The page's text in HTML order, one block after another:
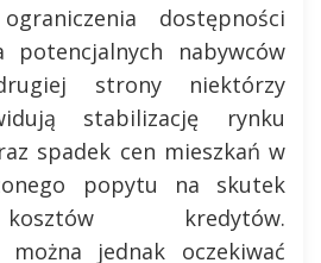
dostępności
potencjalnych nabywców
strony niektórzy
stabilizację rynku
spadek cen mieszkań w
popytu na skutek
kredytów.
można jednak oczekiwać